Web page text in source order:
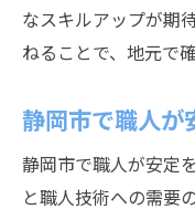
静岡市で職
職人として
影響
福利厚生が
職人が定着
なスキルアップが期
ねることで、地元で
静岡市で職人が
静岡市で職人が安定
と職人技術への需要